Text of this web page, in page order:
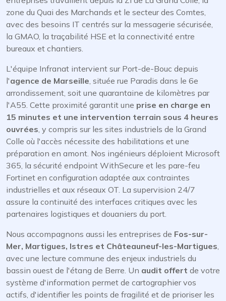
zone du Quai des Marchands et le secteur des Comtes,
avec des besoins IT centrés sur la messagerie sécurisée,
la GMAO, la traçabilité HSE et la connectivité entre
bureaux et chantiers.
L'équipe Infranat intervient sur Port-de-Bouc depuis
l'agence de Marseille, située rue Paradis dans le 6e
arrondissement, soit une quarantaine de kilomètres par
l'A55. Cette proximité garantit une prise en charge en
15 minutes et une intervention terrain sous 4 heures
ouvrées, y compris sur les sites industriels de la Grand
Colle où l'accès nécessite des habilitations et une
préparation en amont. Nos ingénieurs déploient Microsoft
365, la sécurité endpoint WithSecure et les pare-feu
Fortinet en configuration adaptée aux contraintes
industrielles et aux réseaux OT. La supervision 24/7
assure la continuité des interfaces critiques avec les
partenaires logistiques et douaniers du port.
Nous accompagnons aussi les entreprises de Fos-sur-
Mer, Martigues, Istres et Châteauneuf-les-Martigues,
avec une lecture commune des enjeux industriels du
bassin ouest de l'étang de Berre. Un audit offert de votre
système d'information permet de cartographier vos
actifs, d'identifier les points de fragilité et de prioriser les